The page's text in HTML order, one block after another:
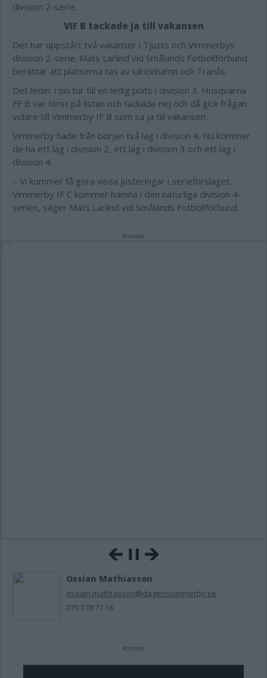
division 2-serie.
VIF B tackade ja till vakansen
Det har uppstått två vakanser i Tjusts och Vimmerbys
division 2-serie. Mats Larlind vid Smålands Fotbollförbund
berättar att platserna tas av Ulricehamn och Tranås.
Det leder i sin tur till en ledig plats i division 3. Husqvarna
FF B var först på listan och tackade nej och då gick frågan
vidare till Vimmerby IF B som sa ja till vakansen.
Vimmerby hade från början två lag i division 4. Nu kommer
de ha ett lag i division 2, ett lag i division 3 och ett lag i
division 4.
– Vi kommer få göra vissa justeringar i serieförslaget.
Vimmerby IF C kommer hamna i den naturliga division 4-
serien, säger Mats Larlind vid Smålands Fotbollförbund.
Annons:
Ossian Mathiasson
ossian.mathiasson@dagensvimmerby.se
070 378 71 16
Annons: